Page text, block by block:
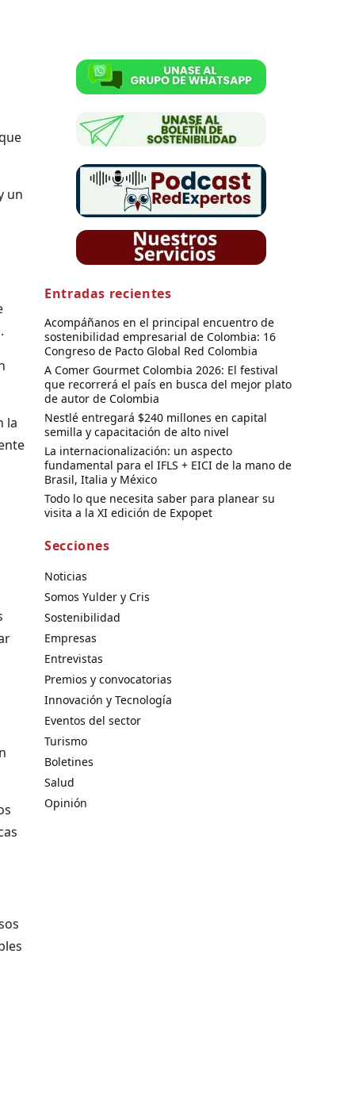
un
la
Entradas recientes
Acompáñanos en el principal encuentro de
sostenibilidad empresarial de Colombia: 16
Congreso de Pacto Global Red Colombia
A Comer Gourmet Colombia 2026: El festival
que recorrerá el país en busca del mejor plato
de autor de Colombia
Nestlé entregará $240 millones en capital
semilla y capacitación de alto nivel
La internacionalización: un aspecto
fundamental para el IFLS + EICI de la mano de
Brasil, Italia y México
Todo lo que necesita saber para planear su
visita a la XI edición de Expopet
Secciones
Noticias
Somos Yulder y Cris
Sostenibilidad
Empresas
Entrevistas
Premios y convocatorias
Innovación y Tecnología
Eventos del sector
Turismo
Boletines
Salud
Opinión